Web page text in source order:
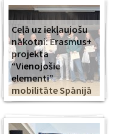
Ceļā uz iekļaujošu
nākotni: Erasmus+
projekta
“Vienojošie
elementi”
mobilitāte Spānijā